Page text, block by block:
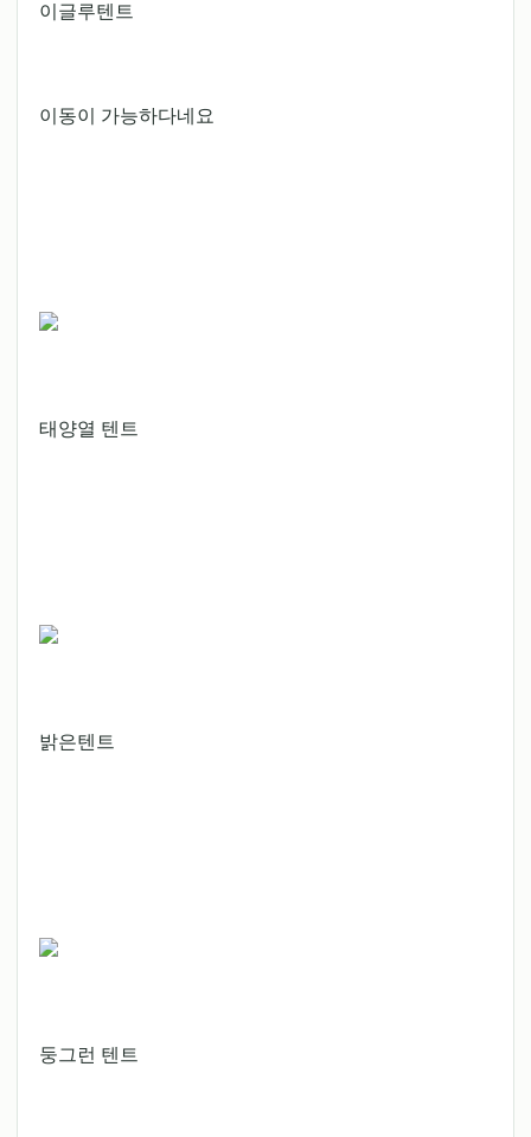
이글루텐트
이동이 가능하다네요
태양열 텐트
밝은텐트
둥그런 텐트